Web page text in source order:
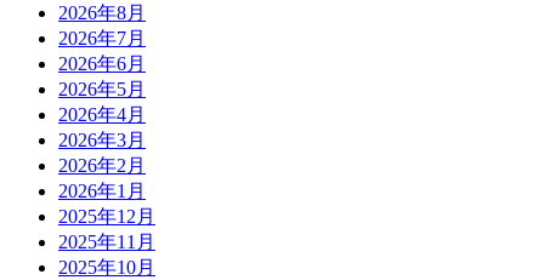
2026年8月
2026年7月
2026年6月
2026年5月
2026年4月
2026年3月
2026年2月
2026年1月
2025年12月
2025年11月
2025年10月